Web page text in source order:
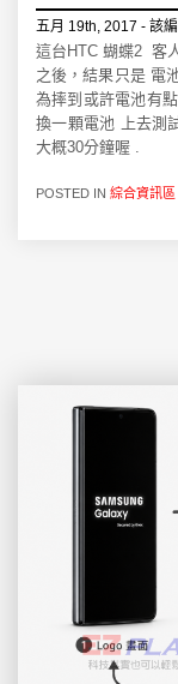
五月 19th, 2017 - 該編
這台HTC 蝴蝶2 客
之後，結果只是 電
為摔到或許電池有
換一顆電池 上去測
大概30分鐘喔 .
POSTED IN 綜合資訊區